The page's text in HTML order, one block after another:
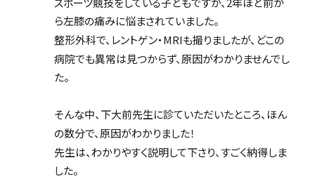
ら左膝の痛みに悩まされていました。
整形外科で、レントゲン・MRIも撮りましたが、どこの
病院でも異常は見つからず、原因がわかりませんでし
た。
そんな中、下大前先生に診ていただいたところ、ほん
の数分で、原因がわかりました！
先生は、わかりやすく説明して下さり、すごく納得しま
した。